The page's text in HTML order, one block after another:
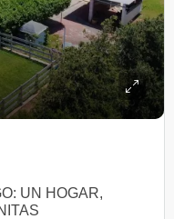
UN HOGAR,